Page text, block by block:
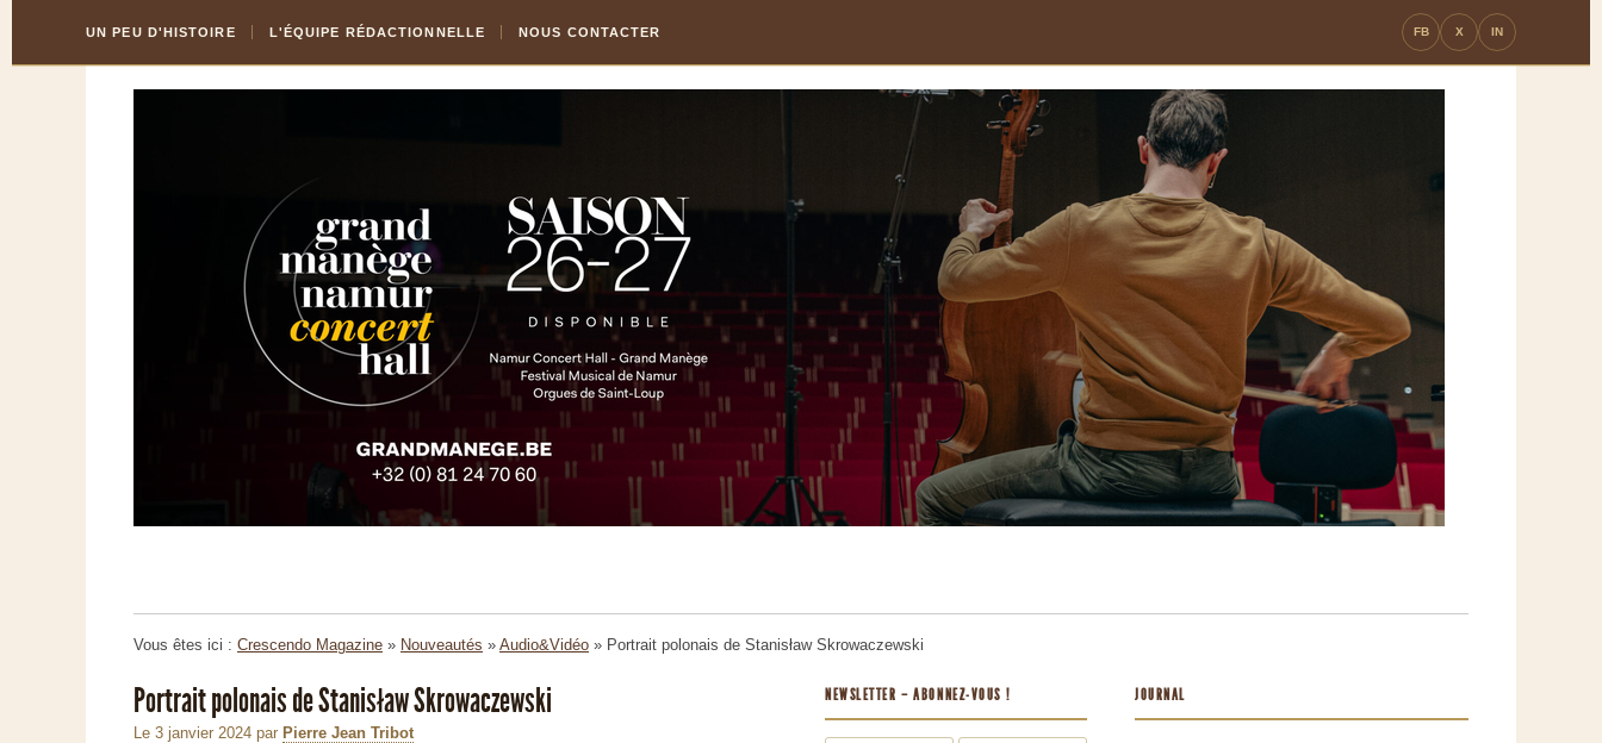
Content
la
UN PEU D'HISTOIRE L'ÉQUIPE RÉDACTIONNELLE NOUS CONTACTER FB X IN
Vous êtes ici : Crescendo Magazine » Nouveautés » Audio&Vidéo » Portrait polonais de Stanisław Skrowaczewski
Portrait polonais de Stanisław Skrowaczewski
Le 3 janvier 2024 par Pierre Jean Tribot
NEWSLETTER – ABONNEZ-VOUS ! JOURNAL